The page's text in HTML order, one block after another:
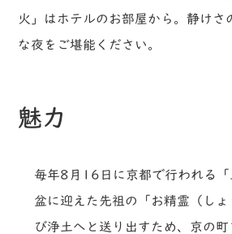
火」はホテルのお部屋から。静けさ
な夜をご堪能ください。
魅力
毎年8月16日に京都で行われる「
盆に迎えた先祖の「お精霊（し
び浄土へと送り出すため、京の町